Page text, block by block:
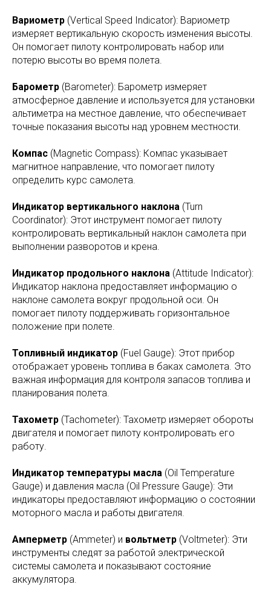
Вариометр (Vertical Speed Indicator): Вариометр
измеряет вертикальную скорость изменения высоты.
Он помогает пилоту контролировать набор или
потерю высоты во время полета.
Барометр (Barometer): Барометр измеряет
атмосферное давление и используется для установки
альтиметра на местное давление, что обеспечивает
точные показания высоты над уровнем местности.
Компас (Magnetic Compass): Компас указывает
магнитное направление, что помогает пилоту
определить курс самолета.
Индикатор вертикального наклона (Turn
Coordinator): Этот инструмент помогает пилоту
контролировать вертикальный наклон самолета при
выполнении разворотов и крена.
Индикатор продольного наклона (Attitude Indicator):
Индикатор наклона предоставляет информацию о
наклоне самолета вокруг продольной оси. Он
помогает пилоту поддерживать горизонтальное
положение при полете.
Топливный индикатор (Fuel Gauge): Этот прибор
отображает уровень топлива в баках самолета. Это
важная информация для контроля запасов топлива и
планирования полета.
Тахометр (Tachometer): Тахометр измеряет обороты
двигателя и помогает пилоту контролировать его
работу.
Индикатор температуры масла (Oil Temperature
Gauge) и давления масла (Oil Pressure Gauge): Эти
индикаторы предоставляют информацию о состоянии
моторного масла и работы двигателя.
Амперметр (Ammeter) и вольтметр (Voltmeter): Эти
инструменты следят за работой электрической
системы самолета и показывают состояние
аккумулятора.